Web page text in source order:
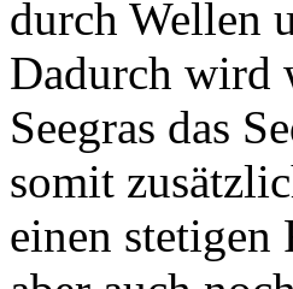
durch Wellen
Dadurch wird
Seegras das
somit
einen stetigen